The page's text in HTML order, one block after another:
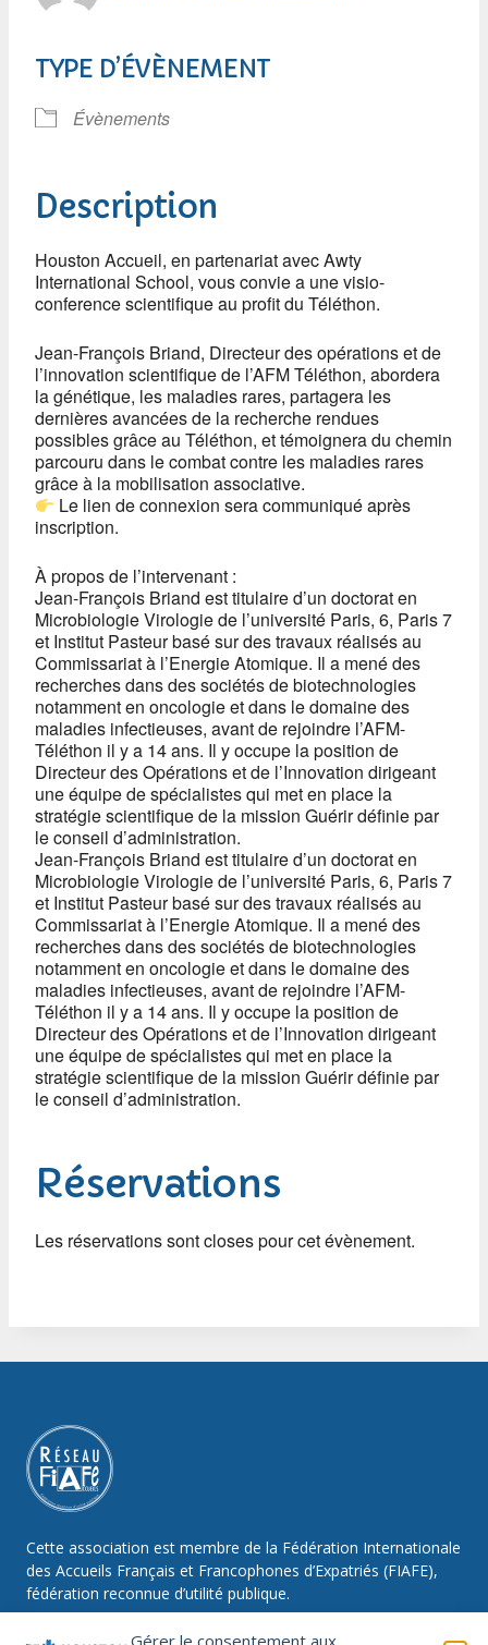
Gérer le consentement aux
TYPE D’ÉVÈNEMENT
Évènements
Description
Houston Accueil, en partenariat avec Awty
International School, vous convie a une visio-
conference scientifique au profit du Téléthon.
Jean-François Briand, Directeur des opérations et de
l’innovation scientifique de l’AFM Téléthon, abordera
la génétique, les maladies rares, partagera les
dernières avancées de la recherche rendues
possibles grâce au Téléthon, et témoignera du chemin
parcouru dans le combat contre les maladies rares
grâce à la mobilisation associative.
Le lien de connexion sera communiqué après
inscription.
À propos de l’intervenant :
Jean-François Briand est titulaire d’un doctorat en
Microbiologie Virologie de l’université Paris, 6, Paris 7
et Institut Pasteur basé sur des travaux réalisés au
Commissariat à l’Energie Atomique. Il a mené des
recherches dans des sociétés de biotechnologies
notamment en oncologie et dans le domaine des
maladies infectieuses, avant de rejoindre l’AFM-
Téléthon il y a 14 ans. Il y occupe la position de
Directeur des Opérations et de l’Innovation dirigeant
une équipe de spécialistes qui met en place la
stratégie scientifique de la mission Guérir définie par
le conseil d’administration.
Jean-François Briand est titulaire d’un doctorat en
Microbiologie Virologie de l’université Paris, 6, Paris 7
et Institut Pasteur basé sur des travaux réalisés au
Commissariat à l’Energie Atomique. Il a mené des
recherches dans des sociétés de biotechnologies
notamment en oncologie et dans le domaine des
maladies infectieuses, avant de rejoindre l’AFM-
Téléthon il y a 14 ans. Il y occupe la position de
Directeur des Opérations et de l’Innovation dirigeant
une équipe de spécialistes qui met en place la
stratégie scientifique de la mission Guérir définie par
le conseil d’administration.
Réservations
Les réservations sont closes pour cet évènement.
Cette association est membre de la Fédération Internationale
des Accueils Français et Francophones d’Expatriés (FIAFE),
fédération reconnue d’utilité publique.